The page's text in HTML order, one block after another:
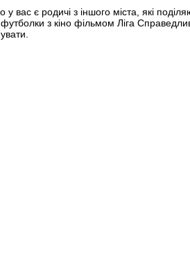
у вас є родичі з іншого міста, які
футболки з кіно фільмом Ліга